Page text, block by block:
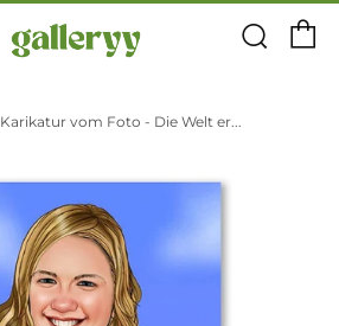
Karikatur vom Foto - Die Welt er...